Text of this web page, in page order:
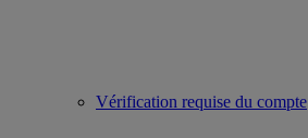
Vérification requise du compte